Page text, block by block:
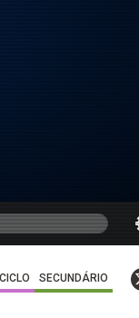
SECUNDÁRIO